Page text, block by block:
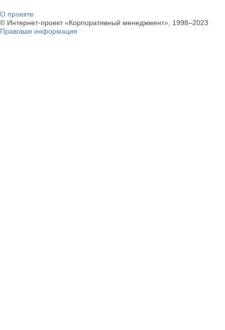
О проекте
© Интернет-проект «Корпоративный менеджмент», 1998–2023
Правовая информация